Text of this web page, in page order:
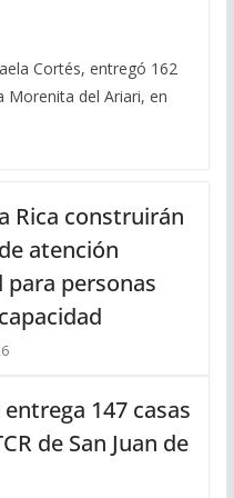
Cortés, entregó 162
Morenita del Ariari, en
Rica construirán
atención
para personas
entrega 147 casas
de San Juan de